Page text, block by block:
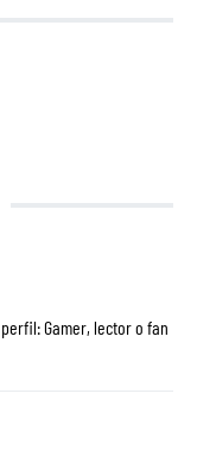
Gamer, lector o fan